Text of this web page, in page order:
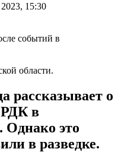
15:30
области.
рассказывает о
РДК в
Однако это
в разведке.